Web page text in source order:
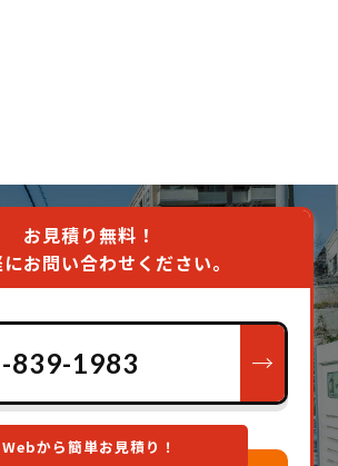
お見積り無料！
お問い合わせください。
839-1983
Webから簡単お見積り！